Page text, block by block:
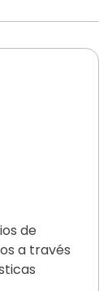
de
a través